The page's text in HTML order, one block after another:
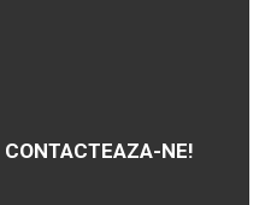
CONTACTEAZA-NE!